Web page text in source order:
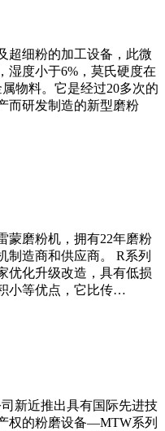
超细粉的加工设备，此微
湿度小于6%，莫氏硬度在
物料。它是经过20多次的
而研发制造的新型磨粉
蒙磨粉机，拥有22年磨粉
制造商和供应商。 R系列
优化升级改造，具有低损
小等优点，它比传…
新近推出具有国际先进技
权的粉磨设备—MTW系列